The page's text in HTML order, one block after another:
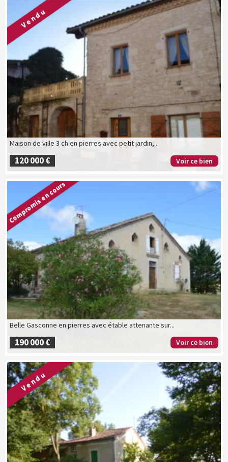
Vendu
Maison de ville 3 ch en pierres avec petit jardin,...
120 000 € Voir ce bien
Compromis en cours
Belle Gasconne en pierres avec étable attenante sur...
190 000 € Voir ce bien
Vendu